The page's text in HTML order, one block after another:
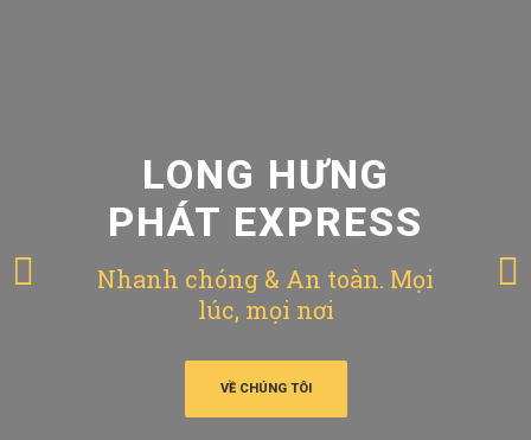
LONG HƯNG
PHÁT EXPRESS
Nhanh chóng & An toàn. Mọi
lúc, mọi nơi
VỀ CHÚNG TÔI